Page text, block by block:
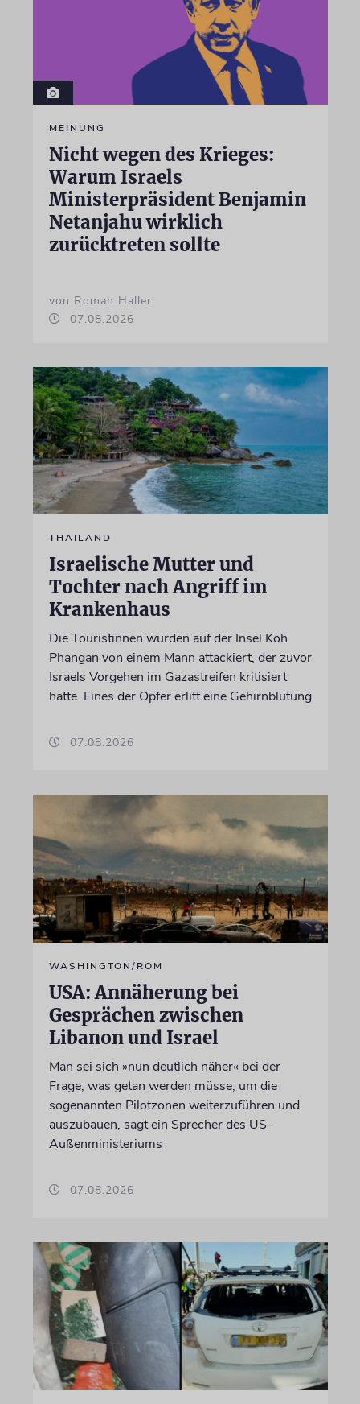
MEINUNG
Nicht wegen des Krieges:
Warum Israels
Ministerpräsident Benjamin
Netanjahu wirklich
zurücktreten sollte
von Roman Haller
07.08.2026
THAILAND
Israelische Mutter und
Tochter nach Angriff im
Krankenhaus
Die Touristinnen wurden auf der Insel Koh
Phangan von einem Mann attackiert, der zuvor
Israels Vorgehen im Gazastreifen kritisiert
hatte. Eines der Opfer erlitt eine Gehirnblutung
07.08.2026
WASHINGTON/ROM
USA: Annäherung bei
Gesprächen zwischen
Libanon und Israel
Man sei sich »nun deutlich näher« bei der
Frage, was getan werden müsse, um die
sogenannten Pilotzonen weiterzuführen und
auszubauen, sagt ein Sprecher des US-
Außenministeriums
07.08.2026